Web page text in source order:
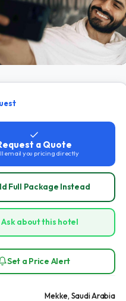
a Quote
email you pricing directly
Full Package Instead
Ask about this hotel
Set a Price Alert
Mekke, Saudi Arabia